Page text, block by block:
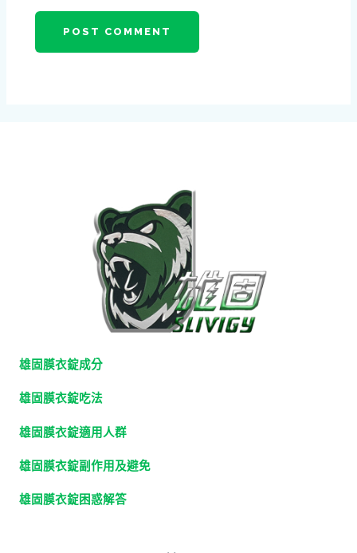
雄固膜衣錠成分
雄固膜衣錠吃法
雄固膜衣錠適用人群
雄固膜衣錠副作用及避免
雄固膜衣錠困惑解答